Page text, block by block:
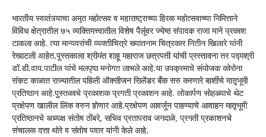
भारतीय स्वातंत्र्याचा अमृत महोत्सव व महाराष्ट्राच्या हिरक महोत्सवाच्या निमित्ताने
विविध क्षेत्रातील ७५ व्यक्तिमत्त्वातील विशेष पैलूंवर ज्येष्ठ संपादक राजा माने प्रकाश
टाकला आहे. त्या मान्यवरांची व्यक्तीचित्रे ख्यातनाम चित्रकार नितीन खिलारे यांनी
रेखाटली आहेत.पुस्तकाला श्रीमंत शाहू महाराज छत्रपती यांची प्रस्तावना तर पद्मश्री
डॉ.डी.वाय.पाटील यांचे मलपृष्ठ मनोगत लाभले आहे.या उपक्रमाचे संयोजक कोरोना
संकट काळात राज्यातील पहिली ऑक्सीजन सिलेंडर बँक सरु करणारे बार्शीचे मातृभूमी
प्रतिष्ठान आहे.पुस्तकाचे प्रकाशक प्रगती प्रकाशन आहे. लोकार्पण सोहळ्याचे थेट
प्रक्षेपण खालील लिंक वरुन होणार आहे.प्रक्षेपण आवर्जून पाहण्याचे आवाहन मातृभूमी
प्रतिष्ठानचे अध्यक्ष संतोष ठोंबरे, सचिव प्रतापराव जगदाळे, प्रगती प्रकाशनचे
संचालक दत्ता थोरे व संतोष पवार यांनी केले आहे.